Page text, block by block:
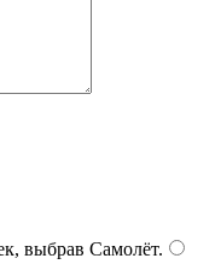
выбрав Самолёт.